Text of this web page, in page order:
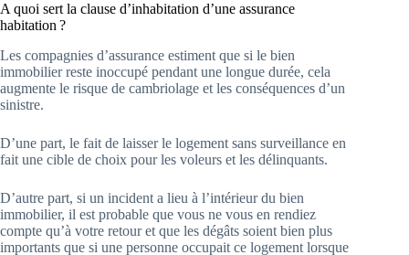
A quoi sert la clause d’inhabitation d’une assurance
habitation ?
Les compagnies d’assurance estiment que si le bien
immobilier reste inoccupé pendant une longue durée, cela
augmente le risque de cambriolage et les conséquences d’un
sinistre.
D’une part, le fait de laisser le logement sans surveillance en
fait une cible de choix pour les voleurs et les délinquants.
D’autre part, si un incident a lieu à l’intérieur du bien
immobilier, il est probable que vous ne vous en rendiez
compte qu’à votre retour et que les dégâts soient bien plus
importants que si une personne occupait ce logement lorsque